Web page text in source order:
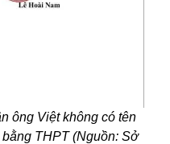
ông Việt không có tên
THPT (Nguồn: Sở